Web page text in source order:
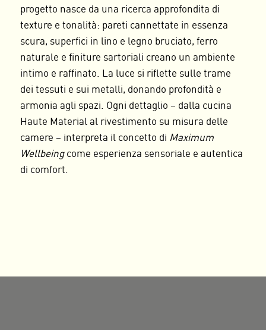
progetto nasce da una ricerca approfondita di
texture e tonalità: pareti cannettate in essenza
scura, superfici in lino e legno bruciato, ferro
naturale e finiture sartoriali creano un ambiente
intimo e raffinato. La luce si riflette sulle trame
dei tessuti e sui metalli, donando profondità e
armonia agli spazi. Ogni dettaglio – dalla cucina
Haute Material al rivestimento su misura delle
camere – interpreta il concetto di Maximum
Wellbeingcome esperienza sensoriale e autentica
di comfort.